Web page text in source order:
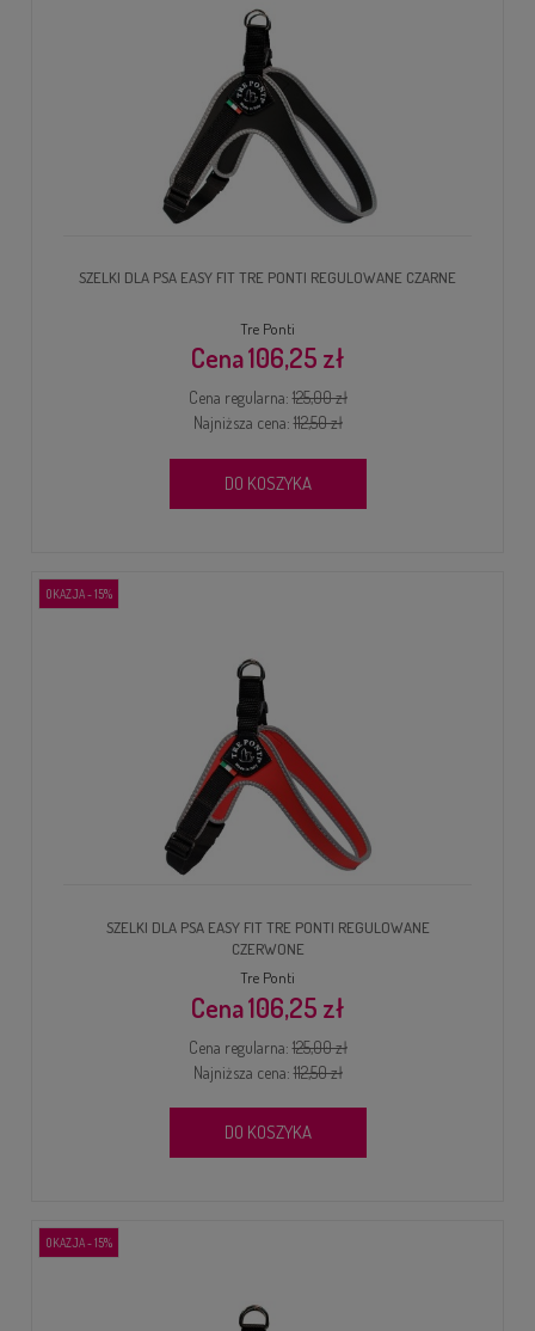
SZELKI DLA PSA EASY FIT TRE PONTI REGULOWANE CZARNE
Tre Ponti
106,25 zł
Cena regularna:125,00 zł
Najniższa cena:112,50 zł
DO KOSZYKA
SZELKI DLA PSA EASY FIT TRE PONTI REGULOWANE
CZERWONE
Tre Ponti
106,25 zł
Cena regularna:125,00 zł
Najniższa cena:112,50 zł
DO KOSZYKA
OKAZJA - 15%
OKAZJA - 15%